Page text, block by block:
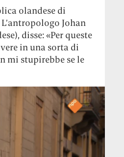
olandese di
Johan
disse: «Per queste
in una sorta di
mi stupirebbe se le